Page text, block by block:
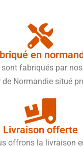
en
fabriqués par
Normandie situé
Livraison offerte
offrons la livraison